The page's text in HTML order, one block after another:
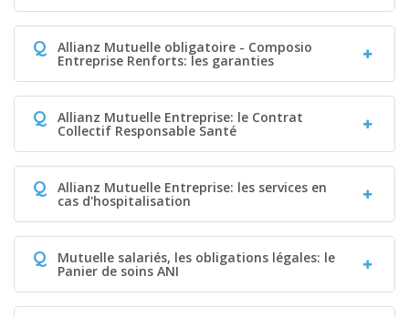
Q Allianz Mutuelle obligatoire - Composio
Entreprise Renforts: les garanties
Q Allianz Mutuelle Entreprise: le Contrat
Collectif Responsable Santé
Q Allianz Mutuelle Entreprise: les services en
cas d'hospitalisation
Q Mutuelle salariés, les obligations légales: le
Panier de soins ANI